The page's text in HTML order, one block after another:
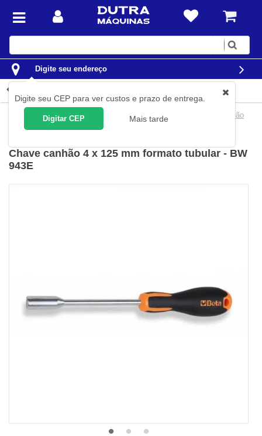
Digite
Digite seu endereço
Digite seu CEP para ver custos e prazo de entrega.
Digitar CEP Mais tarde
Ferramentas Ferramentas Manuais Chaves Chaves Canhão
Chave canhão 4 x 125 mm formato tubular - BW
943E